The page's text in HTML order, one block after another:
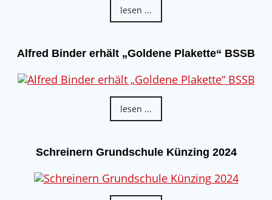
lesen ...
Alfred Binder erhält „Goldene Plakette“ BSSB
lesen ...
Schreinern Grundschule Künzing 2024